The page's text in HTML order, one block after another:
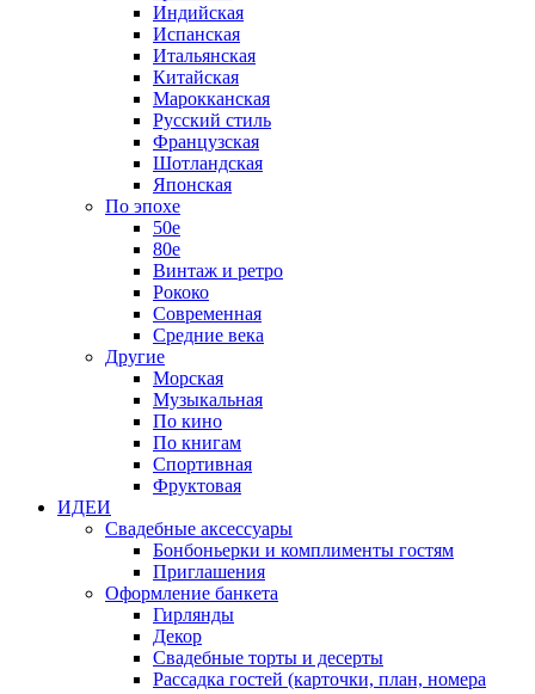
Индийская
Испанская
Итальянская
Китайская
Марокканская
Русский стиль
Французская
Шотландская
Японская
По эпохе
50е
80е
Винтаж и ретро
Рококо
Современная
Средние века
Другие
Морская
Музыкальная
По кино
По книгам
Спортивная
Фруктовая
ИДЕИ
Свадебные аксессуары
Бонбоньерки и комплименты гостям
Приглашения
Оформление банкета
Гирлянды
Декор
Свадебные торты и десерты
Рассадка гостей (карточки, план, номера